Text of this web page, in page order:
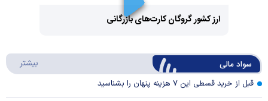
Video
Video
ارز کشور گروگان کارت‌های بازرگانی
سواد مالی بیشتر
قبل از خرید قسطی این ۷ هزینه پنهان را بشناسید